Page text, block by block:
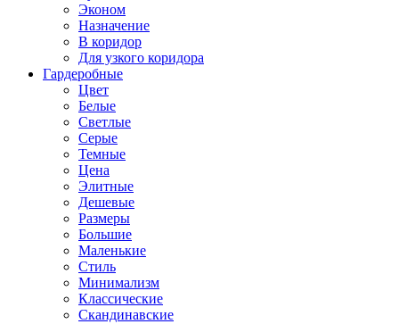
Эконом
Назначение
В коридор
Для узкого коридора
Гардеробные
Цвет
Белые
Светлые
Серые
Темные
Цена
Элитные
Дешевые
Размеры
Большие
Маленькие
Стиль
Минимализм
Классические
Скандинавские